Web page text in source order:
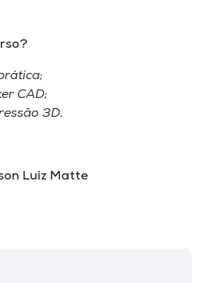
CAD;
3D.
Luiz Matte